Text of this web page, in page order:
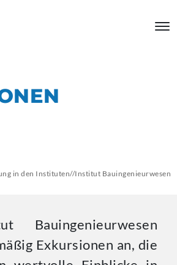
in den Instituten//Institut Bauingenieurwesen
Bauingenieurwesen
Exkursionen an, die